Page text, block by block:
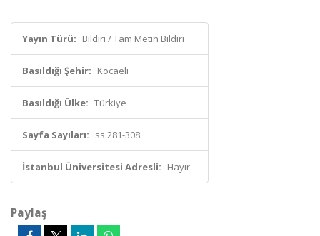
Yayın Türü: Bildiri / Tam Metin Bildiri
Basıldığı Şehir: Kocaeli
Basıldığı Ülke: Türkiye
Sayfa Sayıları: ss.281-308
İstanbul Üniversitesi Adresli: Hayır
Paylaş